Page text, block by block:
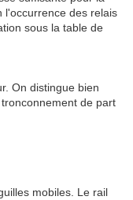
l'occurrence des relais
sous la table de
On distingue bien
de part
mobiles. Le rail